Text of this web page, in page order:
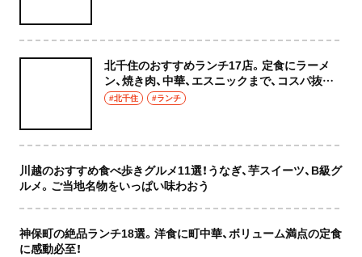
北千住のおすすめランチ17店。定食にラーメ
ン、焼き肉、中華、エスニックまで、コスパ抜群
な店もおしゃれな店も網羅してご紹介！
#北千住 #ランチ
川越のおすすめ食べ歩きグルメ11選！うなぎ、芋スイーツ、B級グ
ルメ。ご当地名物をいっぱい味わおう
神保町の絶品ランチ18選。洋食に町中華、ボリューム満点の定食
に感動必至！